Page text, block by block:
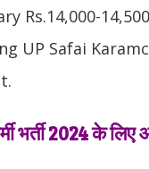
Rs.14,000-
UP Safai
भर्ती 2024 के